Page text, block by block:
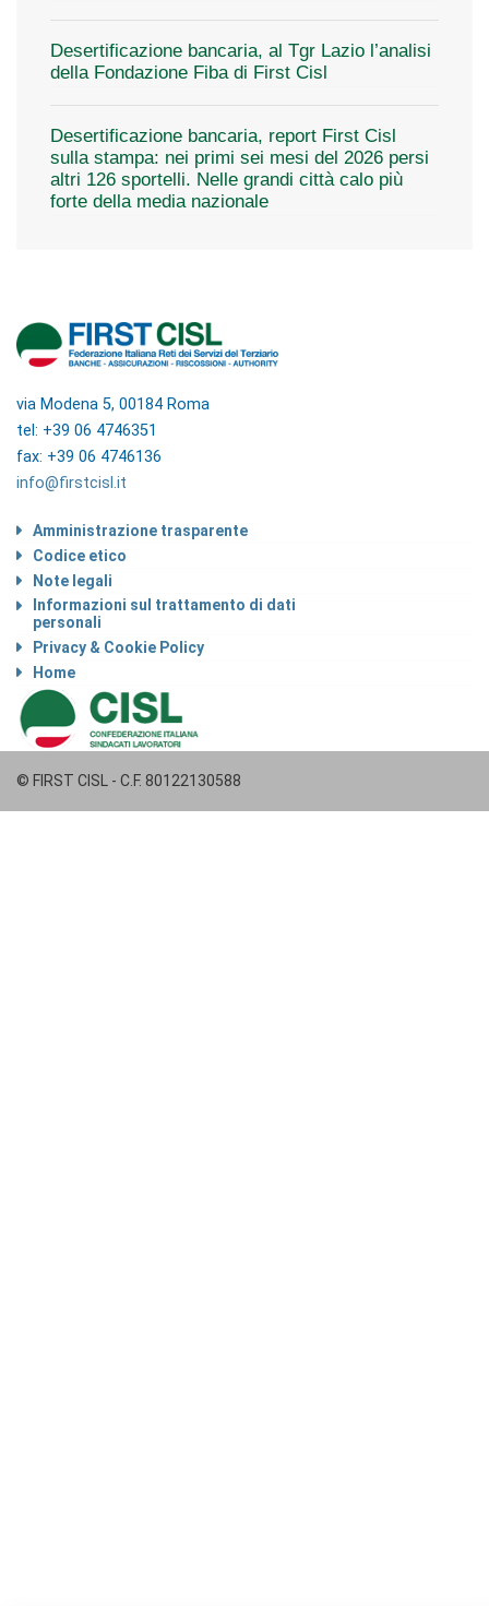
Desertificazione bancaria, al Tgr Lazio l’analisi
della Fondazione Fiba di First Cisl
Desertificazione bancaria, report First Cisl
sulla stampa: nei primi sei mesi del 2026 persi
altri 126 sportelli. Nelle grandi città calo più
forte della media nazionale
via Modena 5, 00184 Roma
tel: +39 06 4746351
fax: +39 06 4746136
info@firstcisl.it
Amministrazione trasparente
Codice etico
Note legali
Informazioni sul trattamento di dati
personali
Privacy & Cookie Policy
Home
© FIRST CISL - C.F. 80122130588